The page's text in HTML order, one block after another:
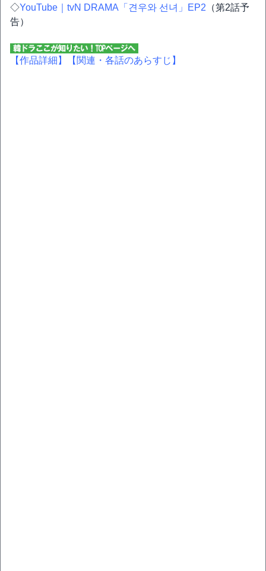
◇YouTube｜tvN DRAMA「견우와 선녀」EP2 （第2話予
告）
【作品詳細】 【関連・各話のあらすじ】